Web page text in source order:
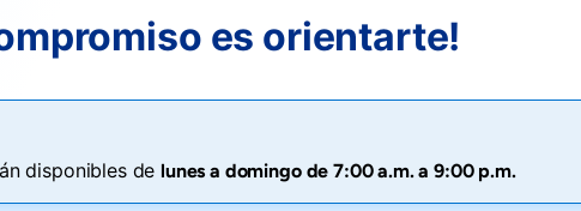
es orientarte!
disponibles delunes a domingo de 7:00 a.m. a 9:00 p.m.